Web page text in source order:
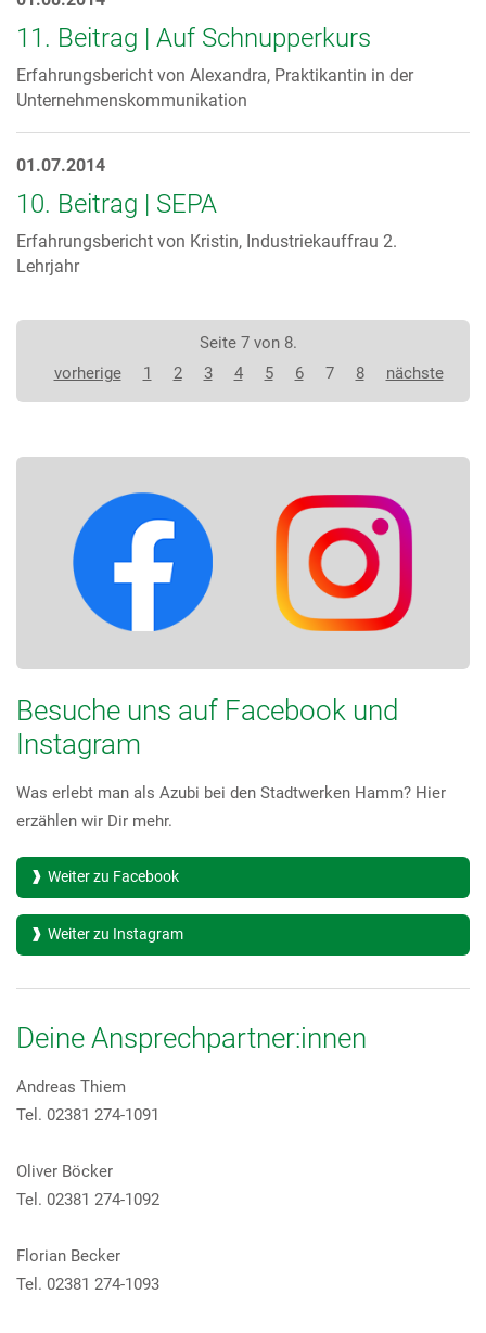
11. Beitrag | Auf Schnupperkurs
Erfahrungsbericht von Alexandra, Praktikantin in der
Unternehmenskommunikation
01.07.2014
10. Beitrag | SEPA
Erfahrungsbericht von Kristin, Industriekauffrau 2.
Lehrjahr
Seite 7 von 8.
vorherige
1 2 3 4 5 6 7 8 nächste
Besuche uns auf Facebook und
Instagram
Was erlebt man als Azubi bei den Stadtwerken Hamm? Hier
erzählen wir Dir mehr.
Weiter zu Facebook
Weiter zu Instagram
Deine Ansprechpartner:innen
Andreas Thiem
Tel. 02381 274-1091
Oliver Böcker
Tel. 02381 274-1092
Florian Becker
Tel. 02381 274-1093